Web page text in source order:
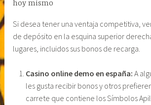
hoy mismo
Si desea tener una ventaja competitiva,
de depósito en la esquina superior
lugares, incluidos sus bonos de recarga.
Casino online demo en españa: A
les gusta recibir bonos y otros
carrete que contiene los Símbolos